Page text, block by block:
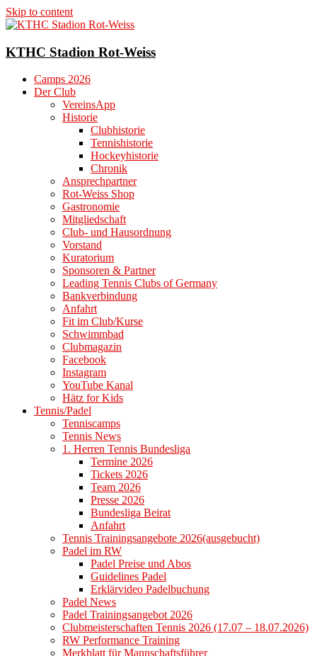
Skip to content
KTHC Stadion Rot-Weiss
Camps 2026
Der Club
VereinsApp
Historie
Clubhistorie
Tennishistorie
Hockeyhistorie
Chronik
Ansprechpartner
Rot-Weiss Shop
Gastronomie
Mitgliedschaft
Club- und Hausordnung
Vorstand
Kuratorium
Sponsoren & Partner
Leading Tennis Clubs of Germany
Bankverbindung
Anfahrt
Fit im Club/Kurse
Schwimmbad
Clubmagazin
Facebook
Instagram
YouTube Kanal
Hätz for Kids
Tennis/Padel
Tenniscamps
Tennis News
1. Herren Tennis Bundesliga
Termine 2026
Tickets 2026
Team 2026
Presse 2026
Bundesliga Beirat
Anfahrt
Tennis Trainingsangebote 2026(ausgebucht)
Padel im RW
Padel Preise und Abos
Guidelines Padel
Erklärvideo Padelbuchung
Padel News
Padel Trainingsangebot 2026
Clubmeisterschaften Tennis 2026 (17.07 – 18.07.2026)
RW Performance Training
Merkblatt für Mannschaftsführer